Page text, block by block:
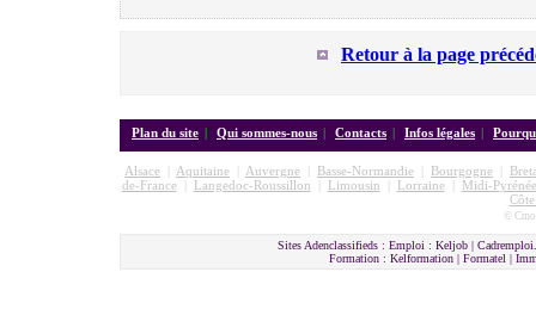
Retour à la page
Plan du site | Qui sommes-nous | Contacts | Infos légales |
Alsace Aquitaine Auvergne Basse-Normandie Bourgogne
de-France| Langedoc-Roussillon Limousin Lorraine|
Midi-
©
Sites Adenclassifieds : Emploi : Keljob |
Formation : Kelformation | Formatel |